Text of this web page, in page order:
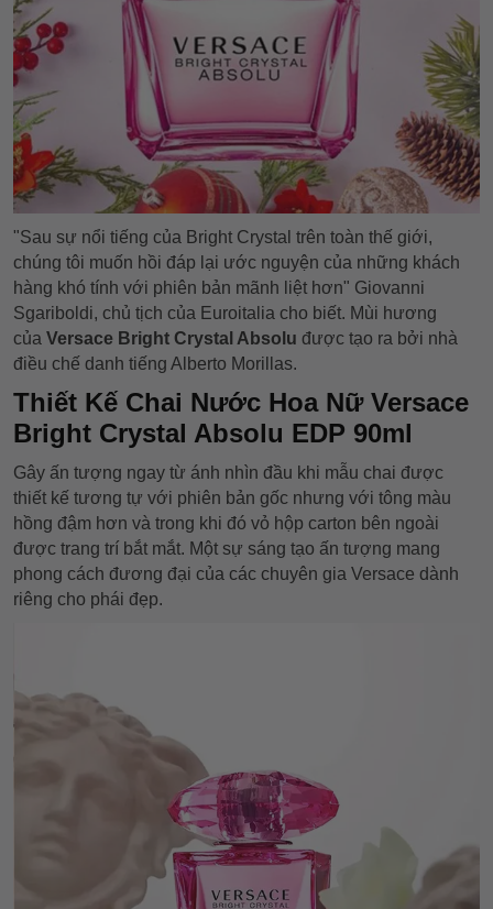
"Sau sự nổi tiếng của Bright Crystal trên toàn thế giới,
chúng tôi muốn hồi đáp lại ước nguyện của những khách
hàng khó tính với phiên bản mãnh liệt hơn" Giovanni
Sgariboldi, chủ tịch của Euroitalia cho biết. Mùi hương
của Versace Bright Crystal Absolu được tạo ra bởi nhà
điều chế danh tiếng Alberto Morillas.
Thiết Kế Chai Nước Hoa Nữ Versace
Bright Crystal Absolu EDP 90ml
Gây ấn tượng ngay từ ánh nhìn đầu khi mẫu chai được
thiết kế tương tự với phiên bản gốc nhưng với tông màu
hồng đậm hơn và trong khi đó vỏ hộp carton bên ngoài
được trang trí bắt mắt. Một sự sáng tạo ấn tượng mang
phong cách đương đại của các chuyên gia Versace dành
riêng cho phái đẹp.